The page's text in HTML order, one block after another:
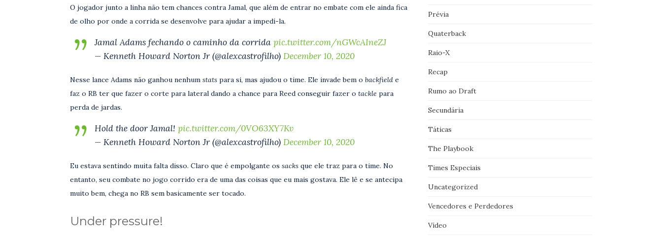
O jogador junto a linha não tem chances contra Jamal, que além de entrar no embate com ele ainda fica
de olho por onde a corrida se desenvolve para ajudar a impedí-la.
Jamal Adams fechando o caminho da corrida pic.twitter.com/nGWcAIneZJ
— Kenneth Howard Norton Jr (@alexcastrofilho) December 10, 2020
Nesse lance Adams não ganhou nenhum stats para si, mas ajudou o time. Ele invade bem o backfield e
faz o RB ter que fazer o corte para lateral dando a chance para Reed conseguir fazer o tackle para
perda de jardas.
Hold the door Jamal! pic.twitter.com/0VO63XY7Kv
— Kenneth Howard Norton Jr (@alexcastrofilho) December 10, 2020
Eu estava sentindo muita falta disso. Claro que é empolgante os sacks que ele traz para o time. No
entanto, seu combate no jogo corrido era de uma das coisas que eu mais gostava. Ele lê e se antecipa
muito bem, chega no RB sem basicamente ser tocado.
Under pressure!
Prévia
Quaterback
Raio-X
Recap
Rumo ao Draft
Secundária
Táticas
The Playbook
Times Especiais
Uncategorized
Vencedores e Perdedores
Vídeo